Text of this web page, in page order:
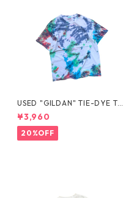
USED "GILDAN" TIE-DYE TE
E
¥3,960
20%OFF